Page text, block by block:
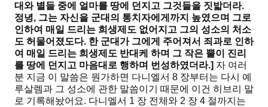
대와 별들 중에 얼마를 땅에 던지고 그것들을 짓밟더라.
정녕, 그는 자신을 군대의 통치자에게까지 높였으며 그로
인하여 매일 드리는 희생제도 없어지고 그의 성소의 처소
도 허물어졌도다. 한 군대가 그에게 주어져서 죄과로 인하
여 매일 드리는 희생제도 반대케 하며 그 작은 뿔이 진리
를 땅에 던지고 마음대로 행하며 번성하였더라.] 자 여러
분 지금 이 말씀은 뭔가하면 다니엘서 8 장부터는 다시 예
루살렘과 그 성소에 관한 말씀이기 때문에 이건 히브리 말
로 기록해놨어요. 다니엘서 1 장 전체와 2 장 4 절까지는